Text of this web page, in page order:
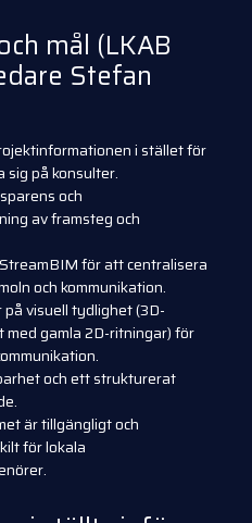
mål (LKAB
Stefan
i stället för
på konsulter.
och
av framsteg och
för att centralisera
och kommunikation.
visuell tydlighet (3D-
med gamla 2D-ritningar) för
och ett strukturerat
är tillgängligt och
för lokala